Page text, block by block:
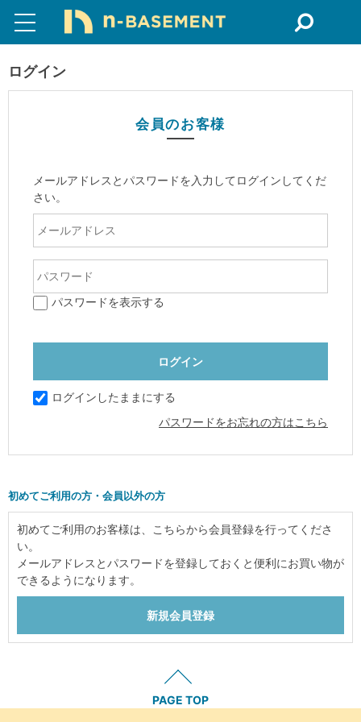
ログイン
会員のお客様
メールアドレスとパスワードを入力してログインしてくだ
さい。
パスワードを表示する
ログインしたままにする
パスワードをお忘れの方はこちら
初めてご利用の方・会員以外の方
初めてご利用のお客様は、こちらから会員登録を行ってくださ
い。
メールアドレスとパスワードを登録しておくと便利にお買い物が
できるようになります。
PAGE TOP